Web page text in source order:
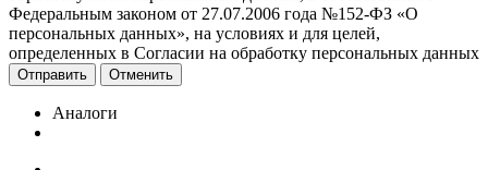
Федеральным законом от 27.07.2006 года №152-ФЗ «О
персональных данных», на условиях и для целей,
определенных в Согласии на обработку персональных данных
Отменить
Аналоги